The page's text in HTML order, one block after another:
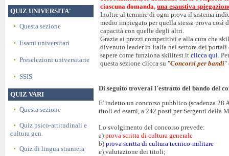
QUIZ UNIVERSITA'
Questa sezione
Esami universitari
Preselezioni universitarie
SSIS
QUIZ VARI
Questa sezione
Quiz psico-attitudinali e
cultura gen.
Quiz di lingua straniera
ciascuna domanda, una esaustiva
Inoltre al termine di ogni prova il sistema
medio impiegato per quella stessa prova così
capacità con quelle degli altri.
Grazie ai prezzi competitivi e alla cura che
divenuto leader in Italia nel settore dei portali
sapere come funziona skilltest.it clicca qui.
questa sezione clicca su "Concorsi per bandi"
Di seguito troverai l'estratto del bando del
E' indetto un concorso pubblico (scadenza 28
titoli ed esami, a 242 posti per Sergenti della
Lo svolgimento del concorso prevede:
a) prova scritta di cultura generale
b) prova scritta di cultura tecnico-militare
c) valutazione dei titoli;